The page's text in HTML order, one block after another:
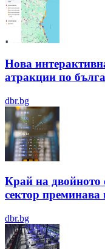
Нова
атракции по
dbr.bg
Край на двойното
сектор преминава
dbr.bg